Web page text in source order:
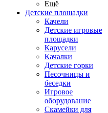
Ещё
Детские площадки
Качели
Детские игровые
площадки
Карусели
Качалки
Детские горки
Песочницы и
беседки
Игровое
оборудование
Скамейки для